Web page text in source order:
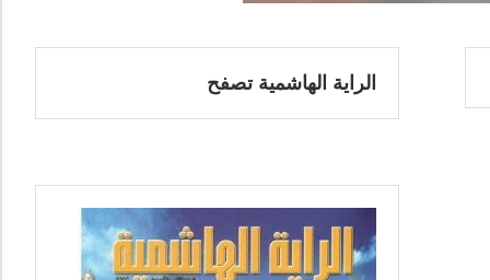
الراية الهاشمية تصفح